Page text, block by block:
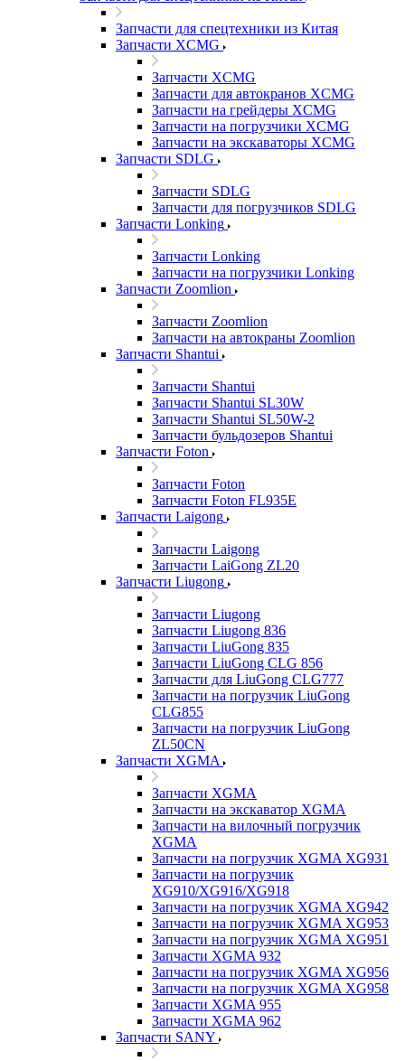
Запчасти для спецтехники из Китая
Запчасти XCMG
Запчасти XCMG
Запчасти для автокранов XCMG
Запчасти на грейдеры XCMG
Запчасти на погрузчики XCMG
Запчасти на экскаваторы XCMG
Запчасти SDLG
Запчасти SDLG
Запчасти для погрузчиков SDLG
Запчасти Lonking
Запчасти Lonking
Запчасти на погрузчики Lonking
Запчасти Zoomlion
Запчасти Zoomlion
Запчасти на автокраны Zoomlion
Запчасти Shantui
Запчасти Shantui
Запчасти Shantui SL30W
Запчасти Shantui SL50W-2
Запчасти бульдозеров Shantui
Запчасти Foton
Запчасти Foton
Запчасти Foton FL935E
Запчасти Laigong
Запчасти Laigong
Запчасти LaiGong ZL20
Запчасти Liugong
Запчасти Liugong
Запчасти Liugong 836
Запчасти LiuGong 835
Запчасти LiuGong CLG 856
Запчасти для LiuGong CLG777
Запчасти на погрузчик LiuGong
CLG855
Запчасти на погрузчик LiuGong
ZL50CN
Запчасти XGMA
Запчасти XGMA
Запчасти на экскаватор XGMA
Запчасти на вилочный погрузчик
XGMA
Запчасти на погрузчик XGMA XG931
Запчасти на погрузчик
XG910/XG916/XG918
Запчасти на погрузчик XGMA XG942
Запчасти на погрузчик XGMA XG953
Запчасти на погрузчик XGMA XG951
Запчасти XGMA 932
Запчасти на погрузчик XGMA XG956
Запчасти на погрузчик XGMA XG958
Запчасти XGMA 955
Запчасти XGMA 962
Запчасти SANY